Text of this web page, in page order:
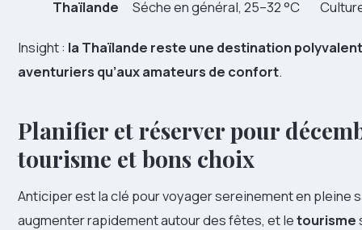
Thaïlande Séche en général, 25–32 °C
Insight : la Thaïlande reste une destination
aventuriers qu’aux amateurs de confort.
Planifier et réserver pour
tourisme et bons choix
Anticiper est la clé pour voyager sereinement en pleine
augmenter rapidement autour des fêtes, et letourisme